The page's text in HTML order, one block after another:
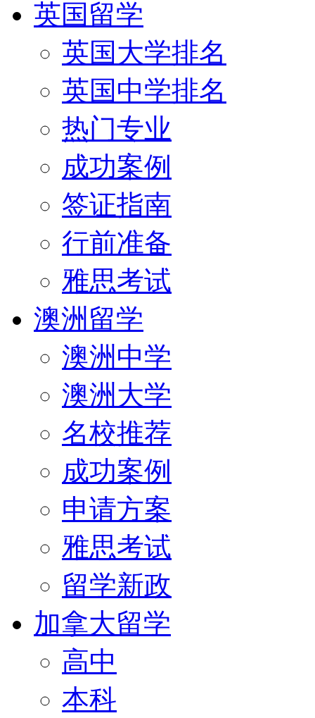
英国留学
英国大学排名
英国中学排名
热门专业
成功案例
签证指南
行前准备
雅思考试
澳洲留学
澳洲中学
澳洲大学
名校推荐
成功案例
申请方案
雅思考试
留学新政
加拿大留学
高中
本科